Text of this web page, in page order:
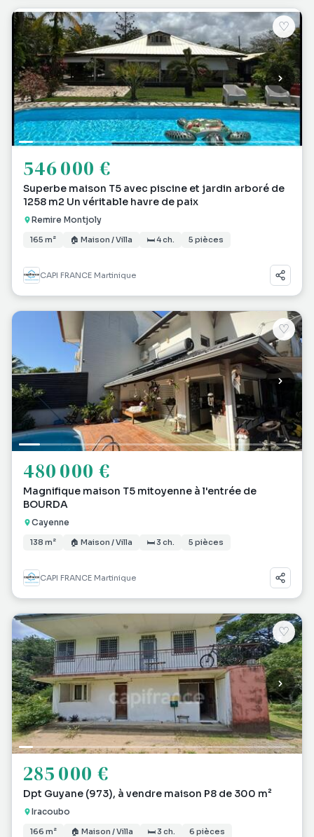
♡
546 000 €
Superbe maison T5 avec piscine et jardin arboré de
1258 m2 Un véritable havre de paix
Remire Montjoly
165 m² 🏠 Maison / Villa 🛏 4 ch. 5 pièces
CAPI FRANCE Martinique
♡
480 000 €
Magnifique maison T5 mitoyenne à l'entrée de
BOURDA
Cayenne
138 m² 🏠 Maison / Villa 🛏 3 ch. 5 pièces
CAPI FRANCE Martinique
♡
285 000 €
Dpt Guyane (973), à vendre maison P8 de 300 m²
Iracoubo
166 m² 🏠 Maison / Villa 🛏 3 ch. 6 pièces